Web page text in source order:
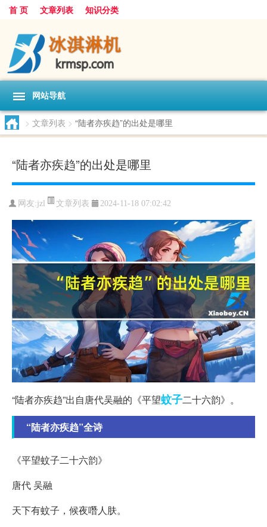
首 页 文章列表 知识分类
网站导航
> 文章列表 > “陆者亦疾趋”的出处是哪里
“陆者亦疾趋”的出处是哪里
网友:jzl 文章列表 2024-11-18 07:02:42
“陆者亦疾趋”出自唐代吴融的《平望蚊子二十六韵》。
“陆者亦疾趋”全诗
《平望蚊子二十六韵》
唐代 吴融
天下有蚊子，候夜噆人肤。